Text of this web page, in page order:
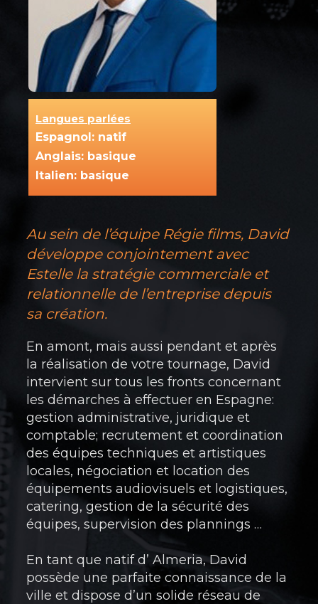
Langues parlées
Espagnol: natif
Anglais: basique
Italien: basique
Au sein de l’équipe Régie films, David
développe conjointement avec
Estelle la stratégie commerciale et
relationnelle de l’entreprise depuis
sa création.
En amont, mais aussi pendant et après
la réalisation de votre tournage, David
intervient sur tous les fronts concernant
les démarches à effectuer en Espagne:
gestion administrative, juridique et
comptable; recrutement et coordination
des équipes techniques et artistiques
locales, négociation et location des
équipements audiovisuels et logistiques,
catering, gestion de la sécurité des
équipes, supervision des plannings …
En tant que natif d’ Almeria, David
possède une parfaite connaissance de la
ville et dispose d’un solide réseau de